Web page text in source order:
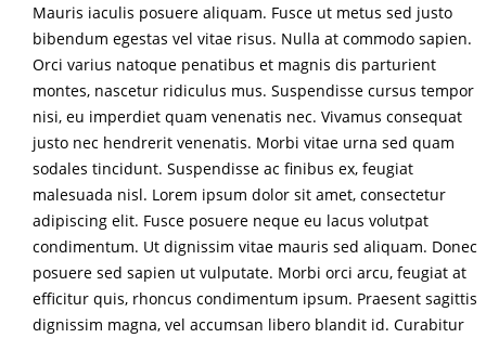
Mauris iaculis posuere aliquam. Fusce ut metus sed justo
bibendum egestas vel vitae risus. Nulla at commodo sapien.
Orci varius natoque penatibus et magnis dis parturient
montes, nascetur ridiculus mus. Suspendisse cursus tempor
nisi, eu imperdiet quam venenatis nec. Vivamus consequat
justo nec hendrerit venenatis. Morbi vitae urna sed quam
sodales tincidunt. Suspendisse ac finibus ex, feugiat
malesuada nisl. Lorem ipsum dolor sit amet, consectetur
adipiscing elit. Fusce posuere neque eu lacus volutpat
condimentum. Ut dignissim vitae mauris sed aliquam. Donec
posuere sed sapien ut vulputate. Morbi orci arcu, feugiat at
efficitur quis, rhoncus condimentum ipsum. Praesent sagittis
dignissim magna, vel accumsan libero blandit id. Curabitur